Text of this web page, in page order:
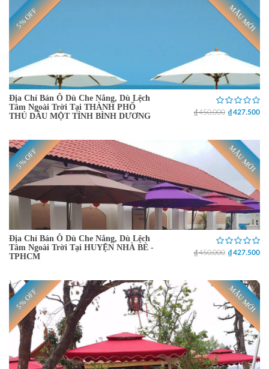
5% OFF MẪU MỚI
Địa Chỉ Bán Ô Dù Che Nắng, Dù Lệch
Tâm Ngoài Trời Tại THÀNH PHỐ
THỦ DẦU MỘT TỈNH BÌNH DƯƠNG
₫ 450.000 ₫ 427.500
5% OFF MẪU MỚI
Địa Chỉ Bán Ô Dù Che Nắng, Dù Lệch
Tâm Ngoài Trời Tại HUYỆN NHÀ BÈ -
TPHCM
₫ 450.000 ₫ 427.500
5% OFF MẪU MỚI